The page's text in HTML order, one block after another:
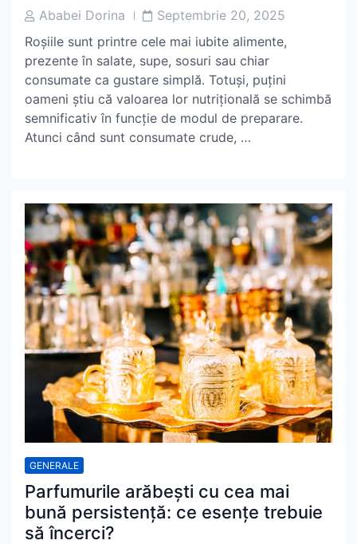
PostAbabei Dorina
PostSeptembrie 20, 2025
Roșiile sunt printre cele mai iubite alimente,
prezente în salate, supe, sosuri sau chiar
consumate ca gustare simplă. Totuși, puțini
oameni știu că valoarea lor nutrițională se schimbă
semnificativ în funcție de modul de preparare.
Atunci când sunt consumate crude, …
GENERALE
Parfumurile arăbești cu cea mai
bună persistență: ce esențe trebuie
să încerci?